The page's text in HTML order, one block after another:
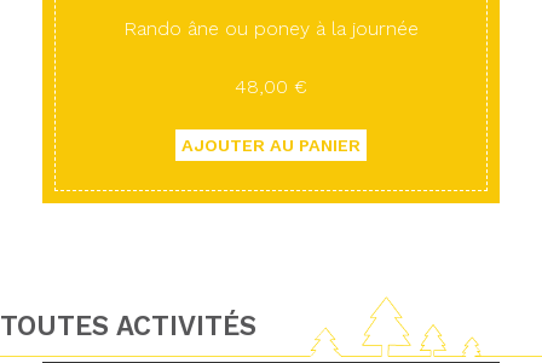
Rando âne ou poney à la journée
48,00 €
TOUTES ACTIVITÉS